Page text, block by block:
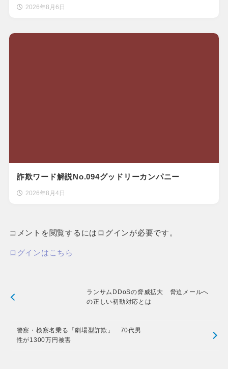
2026年8月6日
詐欺ワード解説No.094グッドリーカンパニー
2026年8月4日
コメントを閲覧するにはログインが必要です。
ログインはこちら
ランサムDDoSの脅威拡大 脅迫メールへ
の正しい初動対応とは
警察・検察名乗る「劇場型詐欺」 70代男
性が1300万円被害